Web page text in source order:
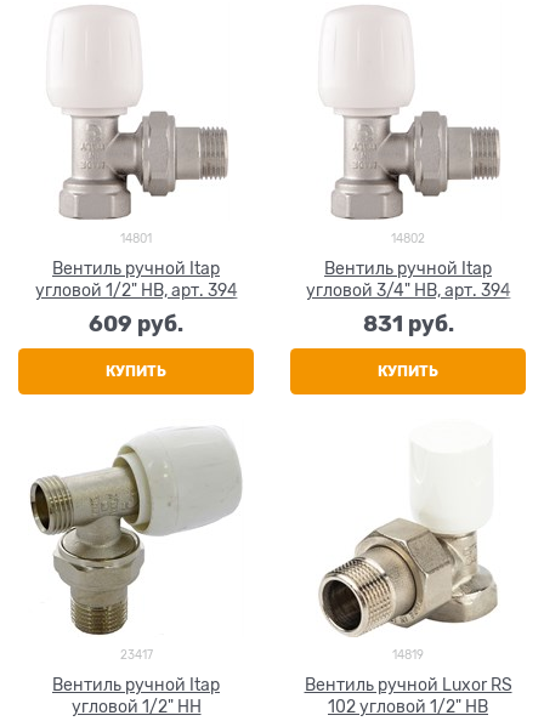
14801
Вентиль ручной Itap
угловой 1/2" НВ, арт. 394
609 руб.
КУПИТЬ
14802
Вентиль ручной Itap
угловой 3/4" НВ, арт. 394
831 руб.
КУПИТЬ
23417
Вентиль ручной Itap
угловой 1/2" НН
14819
Вентиль ручной Luxor RS
102 угловой 1/2" НВ